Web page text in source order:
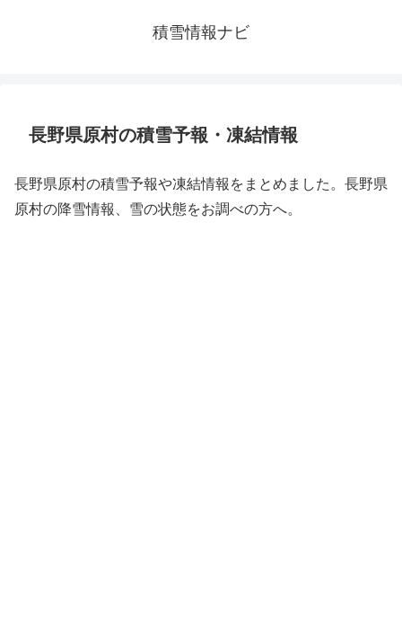
積雪情報ナビ
長野県原村の積雪予報・凍結情報
長野県原村の積雪予報や凍結情報をまとめました。長野県
原村の降雪情報、雪の状態をお調べの方へ。